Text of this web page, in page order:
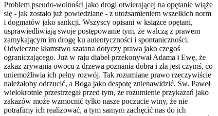
Problem pseudo-wolności jako drogi otwierającej na opętanie wiąże
się - jak zostało już powiedziane - z utożsamieniem wszelkich norm
i dogmatów jako sankcji. Wszyscy opisani w książce opętani,
usprawiedliwiają swoje postępowanie tym, że walczą z prawem
zamykającym im drogę ku autentyczności i spontaniczności.
Odwieczne kłamstwo szatana dotyczy prawa jako czegoś
ograniczającego. Już w raju diabeł przekonywał Adama i Ewę, że
zakaz zrywania owocu z drzewa poznania dobra i zła jest czymś, co
uniemożliwia ich pełny rozwój. Tak rozumiane prawo rzeczywiście
należałoby odrzucić, a Boga jako despotę znienawidzić. Św. Paweł
wielokrotnie przestrzegał przed tym, że rozumienie przykazań jako
zakazów może wzmocnić tylko nasze poczucie winy, że nie
potrafimy ich realizować, a tym samym zachęcić nas do ich